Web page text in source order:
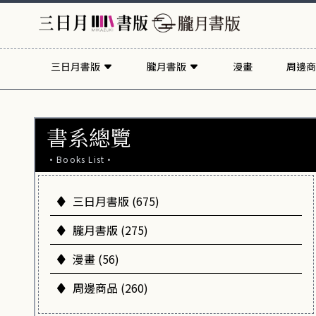
三日月書版 朧月書版 漫畫 周邊
書系總覽
·Books List·
三日月書版 (675)
朧月書版 (275)
漫畫 (56)
周邊商品 (260)